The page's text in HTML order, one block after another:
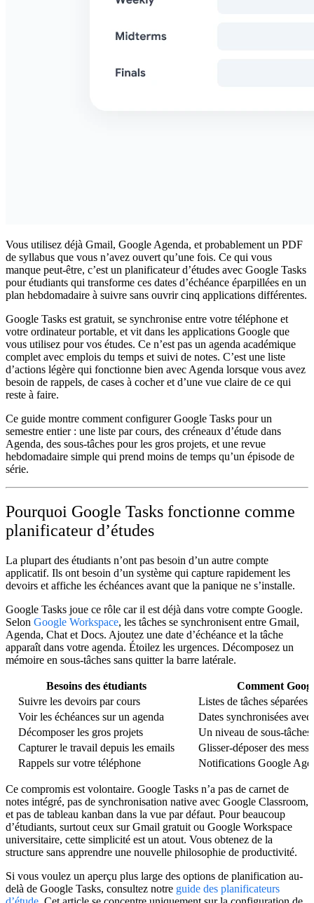
Vous utilisez déjà Gmail, Google Agenda, et probablement un PDF
de syllabus que vous n’avez ouvert qu’une fois. Ce qui vous
manque peut-être, c’est un planificateur d’études avec Google Tasks
pour étudiants qui transforme ces dates d’échéance éparpillées en un
plan hebdomadaire à suivre sans ouvrir cinq applications différentes.
Google Tasks est gratuit, se synchronise entre votre téléphone et
votre ordinateur portable, et vit dans les applications Google que
vous utilisez pour vos études. Ce n’est pas un agenda académique
complet avec emplois du temps et suivi de notes. C’est une liste
d’actions légère qui fonctionne bien avec Agenda lorsque vous avez
besoin de rappels, de cases à cocher et d’une vue claire de ce qui
reste à faire.
Ce guide montre comment configurer Google Tasks pour un
semestre entier : une liste par cours, des créneaux d’étude dans
Agenda, des sous-tâches pour les gros projets, et une revue
hebdomadaire simple qui prend moins de temps qu’un épisode de
série.
Pourquoi Google Tasks fonctionne comme
planificateur d’études
La plupart des étudiants n’ont pas besoin d’un autre compte
applicatif. Ils ont besoin d’un système qui capture rapidement les
devoirs et affiche les échéances avant que la panique ne s’installe.
Google Tasks joue ce rôle car il est déjà dans votre compte Google.
Selon Google Workspace, les tâches se synchronisent entre Gmail,
Agenda, Chat et Docs. Ajoutez une date d’échéance et la tâche
apparaît dans votre agenda. Étoilez les urgences. Décomposez un
mémoire en sous-tâches sans quitter la barre latérale.
Besoins des étudiants
Comment
Suivre les devoirs par cours
Listes de tâches séparées
Voir les échéances sur un agenda
Dates synchronisées
Décomposer les gros projets
Un niveau de sous-tâches
Capturer le travail depuis les emails
Glisser-déposer des
Rappels sur votre téléphone
Notifications Google
Ce compromis est volontaire. Google Tasks n’a pas de carnet de
notes intégré, pas de synchronisation native avec Google Classroom,
et pas de tableau kanban dans la vue par défaut. Pour beaucoup
d’étudiants, surtout ceux sur Gmail gratuit ou Google Workspace
universitaire, cette simplicité est un atout. Vous obtenez de la
structure sans apprendre une nouvelle philosophie de productivité.
Si vous voulez un aperçu plus large des options de planification au-
delà de Google Tasks, consultez notre guide des planificateurs